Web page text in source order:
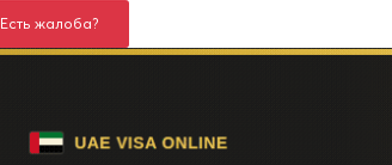
Есть жалоба?